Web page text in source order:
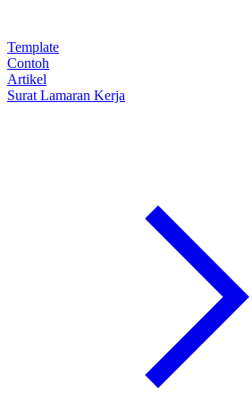
Template
Contoh
Artikel
Surat Lamaran Kerja